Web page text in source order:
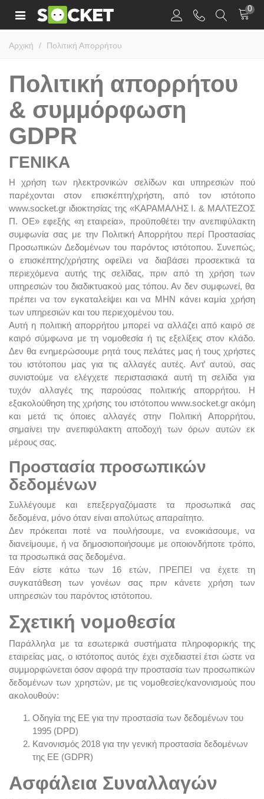
0
Αρχική / Πολιτική Απορρήτου
Πολιτική απορρήτου
& συμμόρφωση
GDPR
ΓΕΝΙΚΑ
Η χρήση των ηλεκτρονικών σελίδων και υπηρεσιών πού
παρέχονται στον επισκέπτη/χρήστη, από τον ιστότοπο
www.socket.gr ιδιοκτησίας της «ΚΑΡΑΜΑΛΗΣ Ι. & ΜΑΛΤΕΖΟΣ
Π. ΟΕ» εφεξής «η εταιρεία», προϋποθέτει την ανεπιφύλακτη
συμφωνία σας με την Πολιτική Απορρήτου περί Προστασίας
Προσωπικών Δεδομένων του παρόντος ιστότοπου. Συνεπώς,
ο επισκέπτης/χρήστης οφείλει να διαβάσει προσεκτικά τα
περιεχόμενα αυτής της σελίδας, πριν από τη χρήση των
υπηρεσιών του διαδικτυακού μας τόπου. Αν δεν συμφωνεί, θα
πρέπει να τον εγκαταλείψει και να ΜΗΝ κάνει καμία χρήση
των υπηρεσιών και του περιεχομένου του.
Αυτή η πολιτική απορρήτου μπορεί να αλλάζει από καιρό σε
καιρό σύμφωνα με τη νομοθεσία ή τις εξελίξεις στον κλάδο.
Δεν θα ενημερώσουμε ρητά τους πελάτες μας ή τους χρήστες
του ιστότοπου μας για τις αλλαγές αυτές. Αντ̓ αυτού, σας
συνιστούμε να ελέγχετε περιστασιακά αυτή τη σελίδα για
τυχόν αλλαγές της παρούσας πολιτικής απορρήτου. Η
εξακολούθηση της χρήσης του ιστότοπου www.socket.gr ακόμη
και μετά τις όποιες αλλαγές στην Πολιτική Απορρήτου,
σημαίνει την ανεπιφύλακτη αποδοχή των όρων αυτών εκ
μέρους σας.
Προστασία προσωπικών
δεδομένων
Συλλέγουμε και επεξεργαζόμαστε τα προσωπικά σας
δεδομένα, μόνο όταν είναι απολύτως απαραίτητο.
Δεν πρόκειται ποτέ να πουλήσουμε, να ενοικιάσουμε, να
διανείμουμε, ή να δημοσιοποιήσουμε με οποιονδήποτε τρόπο,
τα προσωπικά σας δεδομένα.
Εάν είστε κάτω των 16 ετών, ΠΡΕΠΕΙ να έχετε τη
συγκατάθεση των γονέων σας πριν κάνετε χρήση των
υπηρεσιών του παρόντος ιστότοπου.
Σχετική νομοθεσία
Παράλληλα με τα εσωτερικά συστήματα πληροφορικής της
εταιρείας μας, ο ιστότοπος αυτός έχει σχεδιαστεί έτσι ώστε να
συμμορφώνεται όσον αφορά την προστασία των προσωπικών
δεδομένων των χρηστών, με τις νομοθεσίες/κανονισμούς που
ακολουθούν:
Οδηγία της ΕΕ για την προστασία των δεδομένων του
1995 (DPD)
Κανονισμός 2018 για την γενική προστασία δεδομένων
της ΕΕ (GDPR)
Ασφάλεια Συναλλαγών